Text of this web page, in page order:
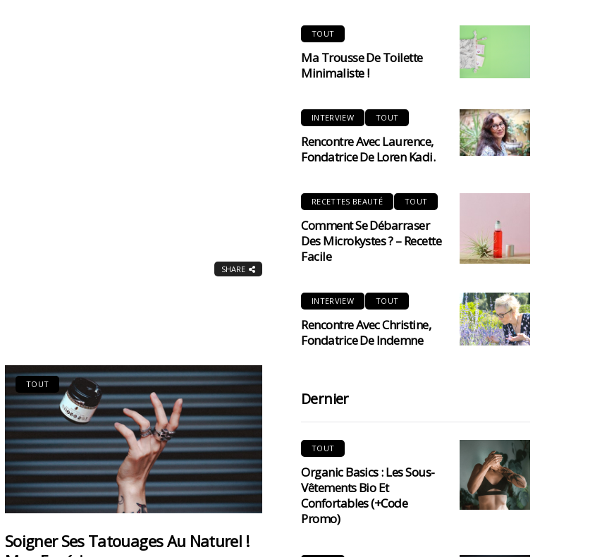
SHARE
TOUT
Soigner Ses Tatouages Au Naturel !
TOUT
Ma Trousse De Toilette
Minimaliste !
INTERVIEW TOUT
Rencontre Avec Laurence,
Fondatrice De Loren Kadi.
RECETTES BEAUTÉ TOUT
Comment Se Débarraser
Des Microkystes ? – Recette
Facile
INTERVIEW TOUT
Rencontre Avec Christine,
Fondatrice De Indemne
Dernier
TOUT
Organic Basics : Les Sous-
Vêtements Bio Et
Confortables (+code
Promo)